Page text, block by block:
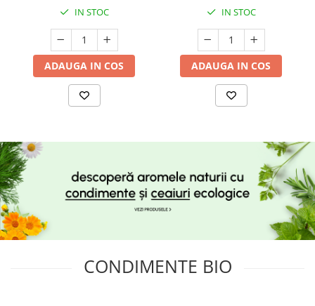
IN STOC
ADAUGA IN COS
IN STOC
ADAUGA IN COS
CONDIMENTE BIO